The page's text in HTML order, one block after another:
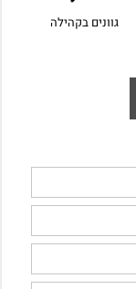
גוונים בקהילה